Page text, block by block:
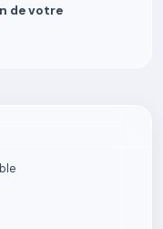
de votre